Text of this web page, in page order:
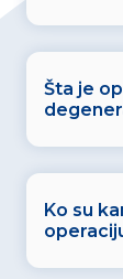
Šta je
Ko su